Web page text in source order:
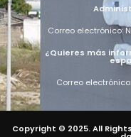
Correo electrónico:
¿Quieres más
Correo
Copyright © 2025. All